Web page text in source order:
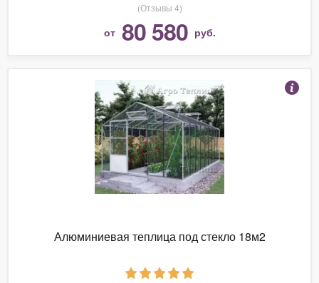
(Отзывы 4)
от 80 580 руб.
Алюминиевая теплица под стекло 18м2